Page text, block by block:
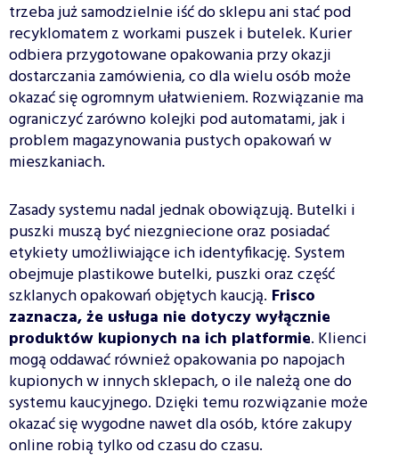
trzeba już samodzielnie iść do sklepu ani stać pod
recyklomatem z workami puszek i butelek. Kurier
odbiera przygotowane opakowania przy okazji
dostarczania zamówienia, co dla wielu osób może
okazać się ogromnym ułatwieniem. Rozwiązanie ma
ograniczyć zarówno kolejki pod automatami, jak i
problem magazynowania pustych opakowań w
mieszkaniach.
Zasady systemu nadal jednak obowiązują. Butelki i
puszki muszą być niezgniecione oraz posiadać
etykiety umożliwiające ich identyfikację. System
obejmuje plastikowe butelki, puszki oraz część
szklanych opakowań objętych kaucją. Frisco
zaznacza, że usługa nie dotyczy wyłącznie
produktów kupionych na ich platformie. Klienci
mogą oddawać również opakowania po napojach
kupionych w innych sklepach, o ile należą one do
systemu kaucyjnego. Dzięki temu rozwiązanie może
okazać się wygodne nawet dla osób, które zakupy
online robią tylko od czasu do czasu.